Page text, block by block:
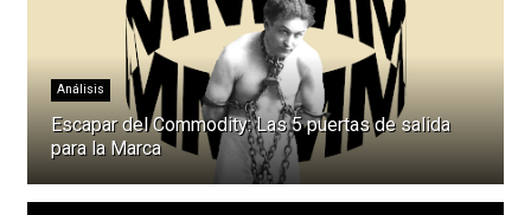
Análisis
Escapar del Commodity: Las 5 puertas de salida
para la Marca